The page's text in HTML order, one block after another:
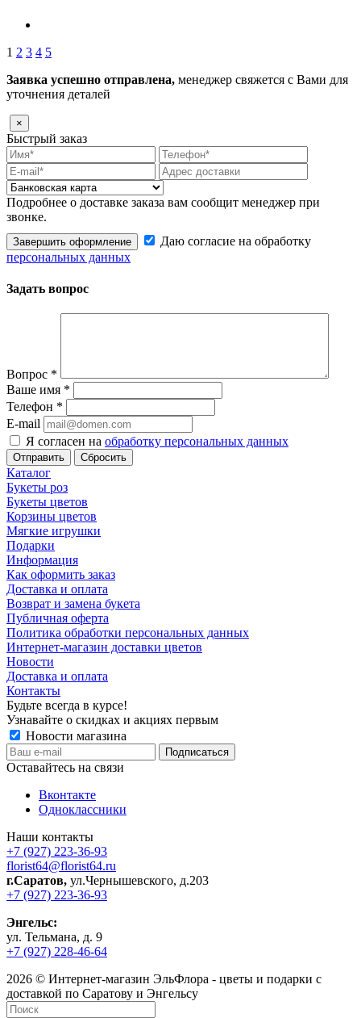
1 2 3 4 5
Заявка успешно отправлена, менеджер свяжется с Вами для
уточнения деталей
×
Быстрый заказ
Подробнее о доставке заказа вам сообщит менеджер при
звонке.
Завершить оформление
Даю согласие на обработку
персональных данных
Задать вопрос
Вопрос *
Ваше имя *
Телефон *
E-mail
Я согласен на обработку персональных данных
Сбросить
Каталог
Букеты роз
Букеты цветов
Корзины цветов
Мягкие игрушки
Подарки
Информация
Как оформить заказ
Доставка и оплата
Возврат и замена букета
Публичная оферта
Политика обработки персональных данных
Интернет-магазин доставки цветов
Новости
Доставка и оплата
Контакты
Будьте всегда в курсе!
Узнавайте о скидках и акциях первым
Новости магазина
Оставайтесь на связи
Вконтакте
Одноклассники
Наши контакты
+7 (927) 223-36-93
florist64@florist64.ru
г.Саратов, ул.Чернышевского, д.203
+7 (927) 223-36-93
Энгельс:
ул. Тельмана, д. 9
+7 (927) 228-46-64
2026 © Интернет-магазин ЭльФлора - цветы и подарки с
доставкой по Саратову и Энгельсу